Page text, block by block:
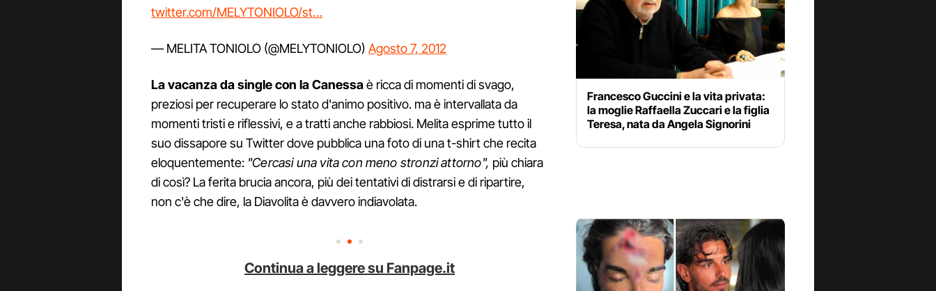
twitter.com/MELYTONIOLO/st…
— MELITA TONIOLO (@MELYTONIOLO) Agosto 7, 2012
La vacanza da single con la Canessaè ricca di momenti di svago,
preziosi per recuperare lo stato d'animo positivo. ma è intervallata da
momenti tristi e riflessivi, e a tratti anche rabbiosi. Melita esprime tutto il
suo dissapore su Twitter dove pubblica una foto di una t-shirt che recita
eloquentemente: "Cercasi una vita con meno stronzi attorno", più chiara
di così? La ferita brucia ancora, più dei tentativi di distrarsi e di ripartire,
non c'è che dire, la Diavolita è davvero indiavolata.
Continua a leggere su Fanpage.it
Francesco Guccini e la vita privata:
la moglie Raffaella Zuccari e la figlia
Teresa, nata da Angela Signorini